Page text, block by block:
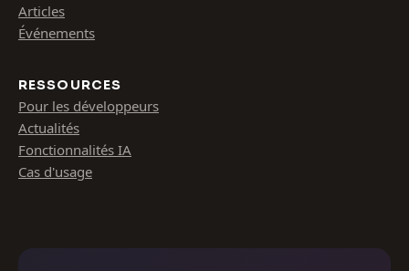
Articles
Événements
RESSOURCES
Pour les développeurs
Actualités
Fonctionnalités IA
Cas d'usage